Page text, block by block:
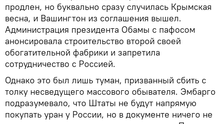
продлен, но буквально сразу случилась Крымская
весна, и Вашингтон из соглашения вышел.
Администрация президента Обамы с пафосом
анонсировала строительство второй своей
обогатительной фабрики и запретила
сотрудничество с Россией.
Однако это был лишь туман, призванный сбить с
толку несведущего массового обывателя. Эмбарго
подразумевало, что Штаты не будут напрямую
покупать уран у России, но в документе ничего не